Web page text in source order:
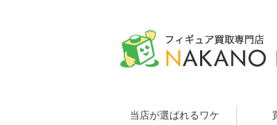
当店が選ばれるワケ